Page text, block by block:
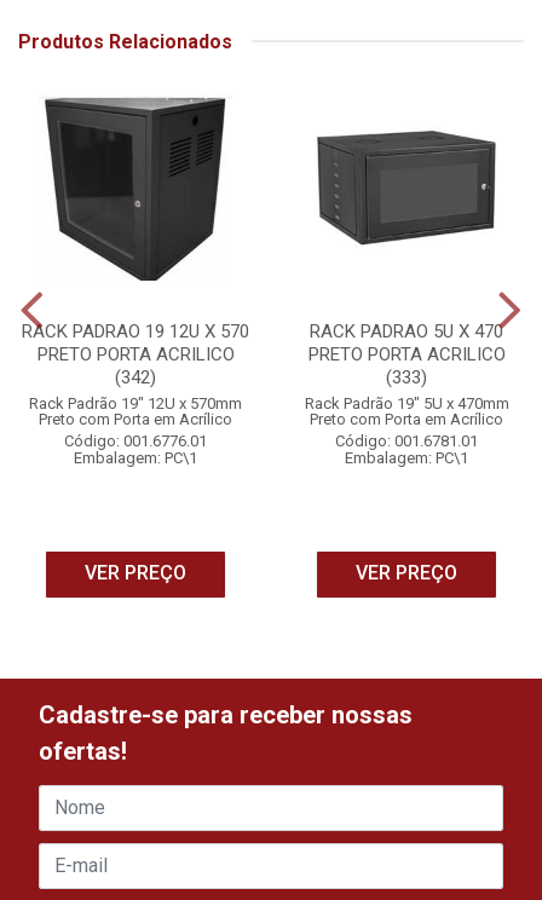
Produtos Relacionados
RACK PADRAO 19 12U X 570
PRETO PORTA ACRILICO
(342)
Rack Padrão 19" 12U x 570mm
Preto com Porta em Acrílico
Código: 001.6776.01
Embalagem: PC\1
VER PREÇO
RACK PADRAO 5U X 470
PRETO PORTA ACRILICO
(333)
Rack Padrão 19" 5U x 470mm
Preto com Porta em Acrílico
Código: 001.6781.01
Embalagem: PC\1
VER PREÇO
Cadastre-se para receber nossas
ofertas!